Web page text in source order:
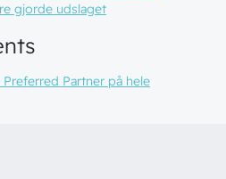
gjorde udslaget
Partner på hele